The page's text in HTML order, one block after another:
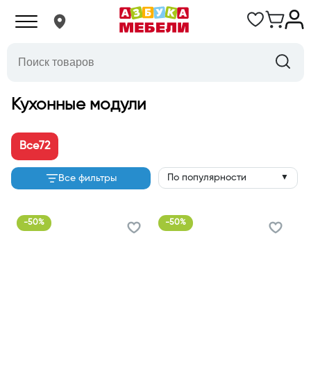
Кухонные модули
Все72
Все фильтры По популярности ▼
-50% -50%